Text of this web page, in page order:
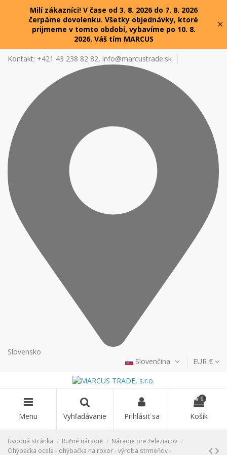
Milí zákazníci! V čase od 3. 8. 2026 do 7. 8. 2026
čerpáme dovolenku. Všetky objednávky, ktoré
prijmeme v tomto období, vybavíme po 10. 8.
2026. Váš tím MARCUS
×
Kontakt: +421 43 238 82 82, info@marcustrade.sk
Slovensko
Slovenčina
EUR €
Menu Vyhľadávanie Prihlásiť sa
0
Košík
Úvodná stránka Ručné náradie
Náradie pre železiarov
Ohýbačka ocele - ohýbačka na roxor - výroba strmeňov -